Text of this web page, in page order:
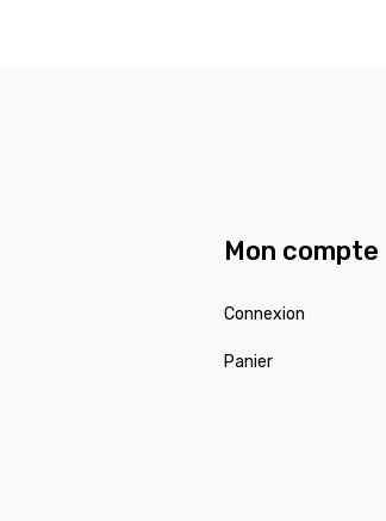
Mon compte
Connexion
Panier